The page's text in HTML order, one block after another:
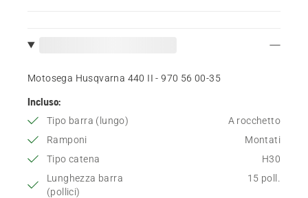
Motosega Husqvarna 440 II - 970 56 00‑35
Incluso:
Tipo barra (lungo)
A rocchetto
Ramponi
Montati
Tipo catena
H30
Lunghezza barra
(pollici)
15 poll.